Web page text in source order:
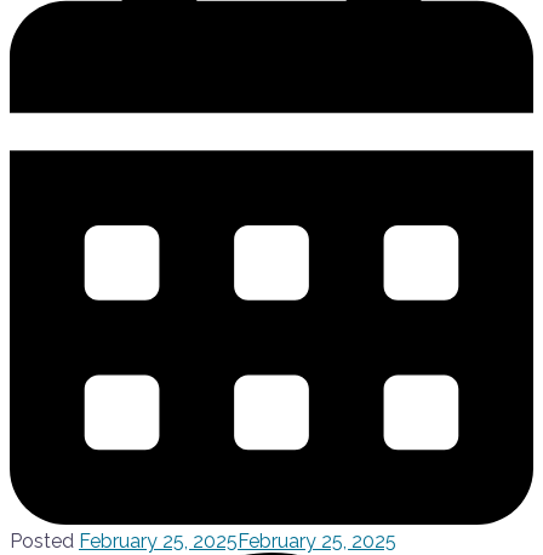
Posted February 25, 2025 February 25, 2025